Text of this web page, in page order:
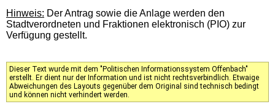
Hinweis: Der Antrag sowie die Anlage werden den
Stadtverordneten und Fraktionen elektronisch (PIO) zur
Verfügung gestellt.
Dieser Text wurde mit dem "Politischen Informationssystem Offenbach"
erstellt. Er dient nur der Information und ist nicht rechtsverbindlich. Etwaige
Abweichungen des Layouts gegenüber dem Original sind technisch bedingt
und können nicht verhindert werden.